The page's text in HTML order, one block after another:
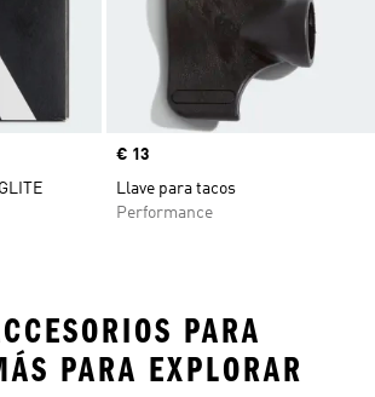
Precio
€ 13
Llave para tacos
Performance
PARA
PARA EXPLORAR